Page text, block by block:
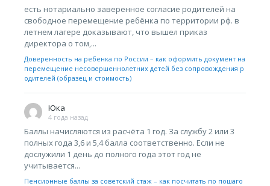
есть нотариально заверенное согласие родителей на
свободное перемещение ребёнка по территории рф. в
летнем лагере доказывают, что вышел приказ
директора о том,...
Доверенность на ребенка по России – как оформить документ на
перемещение несовершеннолетних детей без сопровождения р
одителей (образец и стоимость)
Юка
4 года назад
Баллы начисляются из расчёта 1 год. За службу 2 или 3
полных года 3,6 и 5,4 балла соответственно. Если не
дослужили 1 день до полного года этот год не
учитывается...
Пенсионные баллы за советский стаж – как посчитать по пошаго